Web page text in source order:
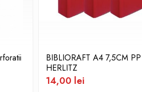
BIBLIORAFT A4 7,5CM
HERLITZ
14,00 lei